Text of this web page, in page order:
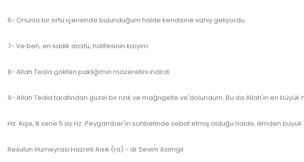
6- Onunla bir örtü içerisinde bulunduğum halde kendisine vahiy geliyordu.
7- Ve ben, en sadık dostu, halifesinin kızıyım.
8- Allah Teala gökten paklığımın mazeretini indirdi.
9- Allah Teala tarafından güzel bir rızık ve mağrigetle ve'dolundum. Bu da Allah'ın en büyük
Hz. Aişe, 8 sene 5 ay Hz. Peygamber'in sohbetinde sebat etmiş olduğu halde, ilimden
Resulun Humeyrasi Hazreti Aise (ra) - dr Sevim Asimgil